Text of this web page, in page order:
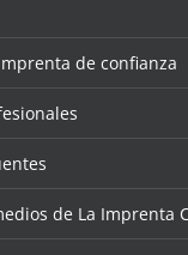
de confianza
de La Imprenta